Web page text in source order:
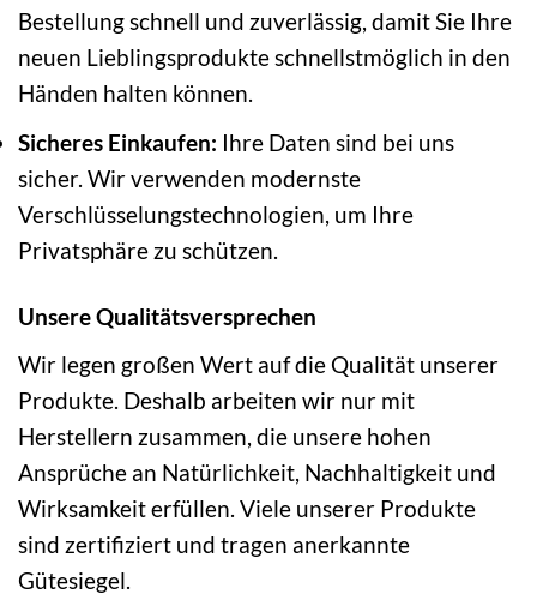
Bestellung schnell und zuverlässig, damit Sie Ihre
neuen Lieblingsprodukte schnellstmöglich in den
Händen halten können.
Sicheres Einkaufen: Ihre Daten sind bei uns
sicher. Wir verwenden modernste
Verschlüsselungstechnologien, um Ihre
Privatsphäre zu schützen.
Unsere Qualitätsversprechen
Wir legen großen Wert auf die Qualität unserer
Produkte. Deshalb arbeiten wir nur mit
Herstellern zusammen, die unsere hohen
Ansprüche an Natürlichkeit, Nachhaltigkeit und
Wirksamkeit erfüllen. Viele unserer Produkte
sind zertifiziert und tragen anerkannte
Gütesiegel.